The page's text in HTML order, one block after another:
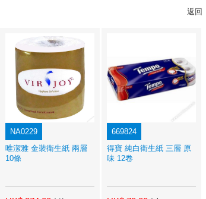
返回
NA0229
唯潔雅 金裝衛生紙 兩層
10條
669824
得寶 純白衛生紙 三層 原
味 12卷